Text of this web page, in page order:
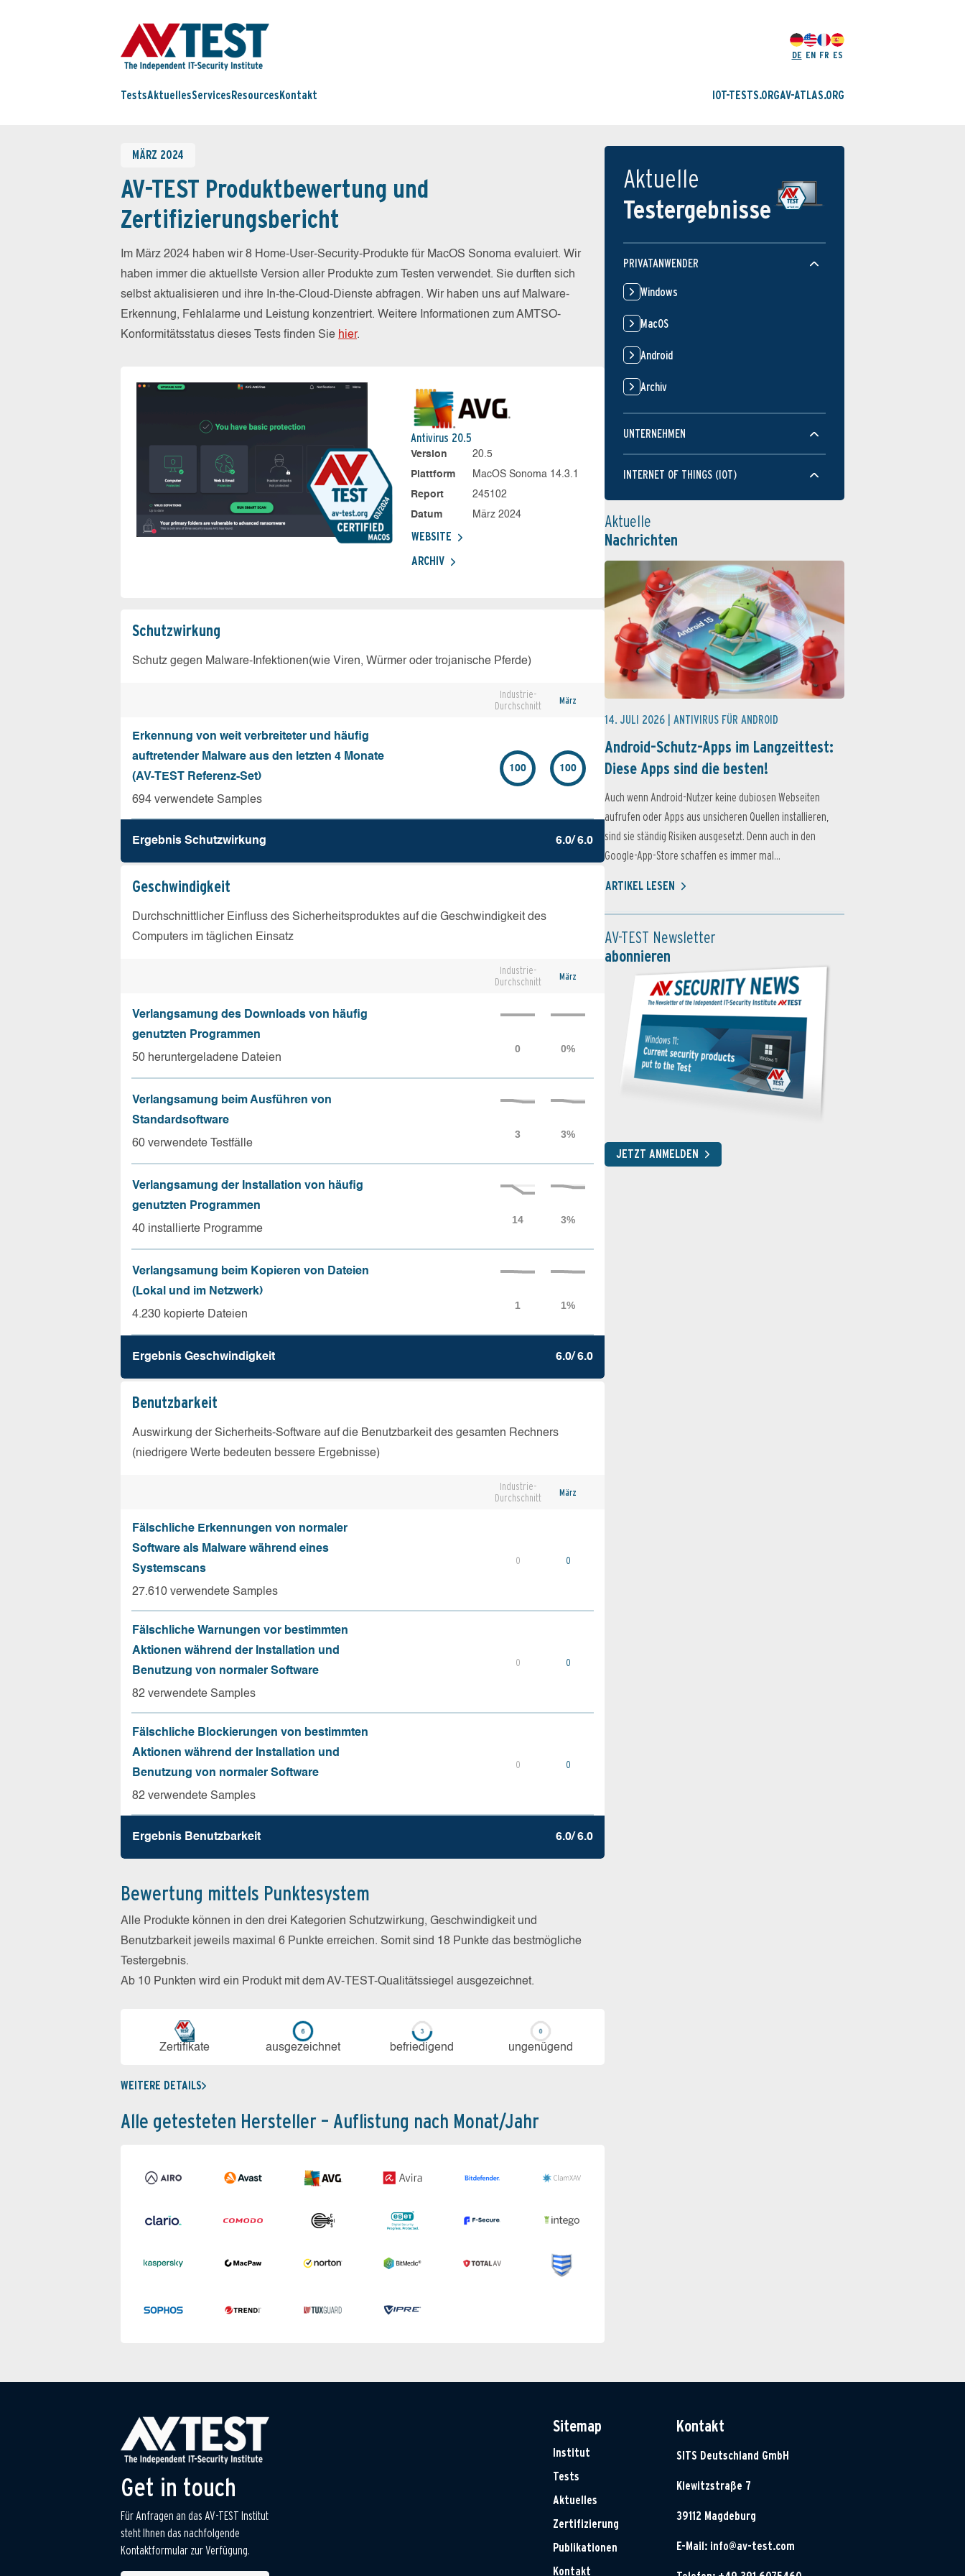
DE EN FR ES
TestsAktuellesServices Resources Kontakt IOT-TESTS.ORGAV-ATLAS.ORG
MÄRZ 2024
AV-TEST Produktbewertung und
Zertifizierungsbericht
Im März 2024 haben wir 8 Home-User-Security-Produkte für MacOS Sonoma evaluiert. Wir
haben immer die aktuellste Version aller Produkte zum Testen verwendet. Sie durften sich
selbst aktualisieren und ihre In-the-Cloud-Dienste abfragen. Wir haben uns auf Malware-
Erkennung, Fehlalarme und Leistung konzentriert. Weitere Informationen zum AMTSO-
Konformitätsstatus dieses Tests finden Sie hier.
Antivirus 20.5
Version
20.5
Plattform
MacOS Sonoma 14.3.1
Report
245102
Datum
März 2024
WEBSITE
ARCHIV
Schutz­wirkung
Schutz gegen Malware-Infektionen(wie Viren, Würmer oder trojanische Pferde)
Industrie-
Durchschnitt
März
Erkennung von weit verbreiteter und häufig
auftretender Malware aus den letzten 4 Monate
(AV-TEST Referenz-Set)
694 verwendete Samples
100 100
Ergebnis Schutz­wirkung 6.0/ 6.0
Geschw­indigkeit
Durchschnittlicher Einfluss des Sicherheitsproduktes auf die Geschwindigkeit des
Computers im täglichen Einsatz
Industrie-
Durchschnitt
März
Verlangsamung des Downloads von häufig
genutzten Programmen
50 heruntergeladene Dateien
Verlangsamung beim Ausführen von
Standardsoftware
60 verwendete Testfälle
Verlangsamung der Installation von häufig
genutzten Programmen
40 installierte Programme
Verlangsamung beim Kopieren von Dateien
(Lokal und im Netzwerk)
4.230 kopierte Dateien
Ergebnis Geschw­indigkeit 6.0/ 6.0
Benutz­barkeit
Auswirkung der Sicherheits-Software auf die Benutzbarkeit des gesamten Rechners
(niedrigere Werte bedeuten bessere Ergebnisse)
Industrie-
Durchschnitt
März
Fälschliche Erkennungen von normaler
Software als Malware während eines
Systemscans
27.610 verwendete Samples
0 0
Fälschliche Warnungen vor bestimmten
Aktionen während der Installation und
Benutzung von normaler Software
82 verwendete Samples
0 0
Fälschliche Blockierungen von bestimmten
Aktionen während der Installation und
Benutzung von normaler Software
82 verwendete Samples
0 0
Ergebnis Benutz­barkeit 6.0/ 6.0
Bewertung mittels Punktesystem
Alle Produkte können in den drei Kategorien Schutzwirkung, Geschwindigkeit und
Benutzbarkeit jeweils maximal 6 Punkte erreichen. Somit sind 18 Punkte das bestmögliche
Testergebnis.
Ab 10 Punkten wird ein Produkt mit dem AV-TEST-Qualitätssiegel ausgezeichnet.
Zerti­fikate aus­ge­zeich­net be­frie­di­gend un­ge­nü­gend
WEITERE DETAILS
Alle getesteten Hersteller – Auflistung nach Monat/Jahr
Aktuelle
Testergebnisse
PRIVATANWENDER
Windows
MacOS
Android
Archiv
UNTERNEHMEN
INTERNET OF THINGS (IOT)
Aktuelle
Nachrichten
14. JULI 2026 | ANTIVIRUS FÜR ANDROID
Android-Schutz-Apps im Langzeittest:
Diese Apps sind die besten!
Auch wenn Android-Nutzer keine dubiosen Webseiten
aufrufen oder Apps aus unsicheren Quellen installieren,
sind sie ständig Risiken ausgesetzt. Denn auch in den
Google-App-Store schaffen es immer mal...
ARTIKEL LESEN
AV-TEST Newsletter
abonnieren
JETZT ANMELDEN
Get in touch
Für Anfragen an das AV-TEST Institut
steht Ihnen das nachfolgende
Kontaktformular zur Verfügung.
Sitemap
Institut
Tests
Aktuelles
Zertifizierung
Publikationen
Kontakt
Kontakt
SITS Deutschland GmbH
Klewitzstraße 7
39112 Magdeburg
E-Mail: info@av-test.com